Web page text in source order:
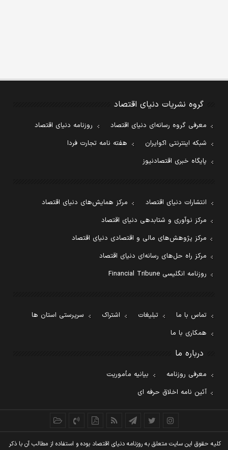
گروه نشریات دنیای اقتصاد
معرفی گروه رسانه‌ای دنیای اقتصاد
روزنامه دنیای اقتصاد
شبکه اینترنتی اکوایران
هفته نامه تجارت فردا
پایگاه خبری اقتصادنیوز
انتشارات دنیای اقتصاد
مرکز همایش‌های دنیای اقتصاد
مرکز نوآوری و شتابدهی دنیای اقتصاد
مرکز پژوهش‌های مالی و اقتصادی دنیای اقتصاد
مرکز راه حل‌های رسانه‌ای دنیای اقتصاد
روزنامه انگلیسی Financial Tribune
تماس با ما تبلیغات اشتراک
سرپرستی استان ها
همکاری با ما
درباره ما
معرفی روزنامه
بیانیه مأموریت
آئین نامه اخلاق حرفه ای
کليه حقوق اين سايت متعلق به روزنامه دنيای اقتصاد بوده و استفاده از مطالب آن با ذکر